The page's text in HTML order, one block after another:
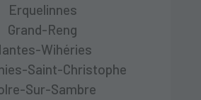
Erquelinnes
Grand-Reng
Wihéries
Saint-Christophe
Sur-Sambre